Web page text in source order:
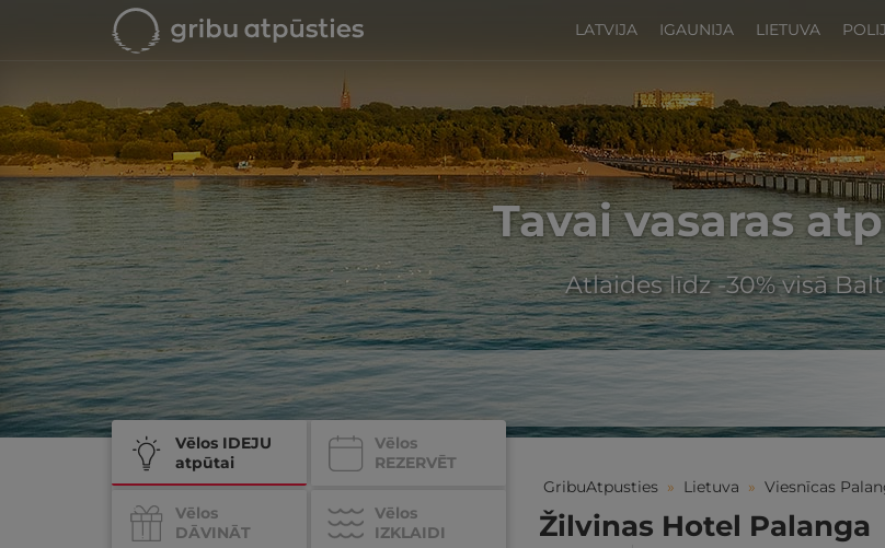
LATVIJA IGAUNIJA LIETUVA
Tavai vasaras
Atlaides līdz -30% visā
GribuAtpusties » Lietuva » Viesnīcas
Vēlos IDEJU
atpūtai
Vēlos
REZERVĒT
Vēlos
DĀVINĀT
Vēlos
IZKLAIDI
Žilvinas Hotel Palanga